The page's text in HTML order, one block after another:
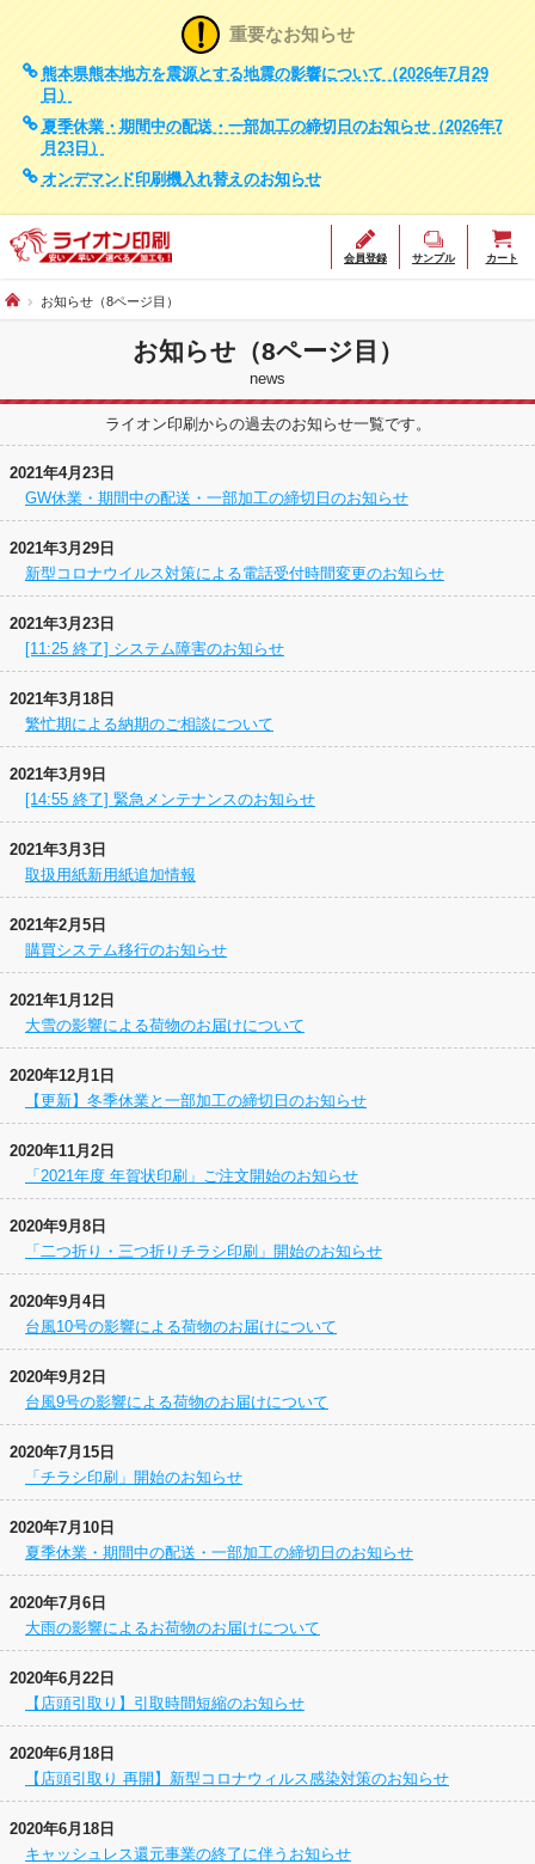
重要なお知らせ
熊本県熊本地方を震源とする地震の影響について（2026年7月29
日）
夏季休業・期間中の配送・一部加工の締切日のお知らせ（2026年7
月23日）
オンデマンド印刷機入れ替えのお知らせ
会員登録 サンプル カート
お知らせ（8ページ目）
お知らせ（8ページ目）
news
ライオン印刷からの過去のお知らせ一覧です。
2021年4月23日
GW休業・期間中の配送・一部加工の締切日のお知らせ
2021年3月29日
新型コロナウイルス対策による電話受付時間変更のお知らせ
2021年3月23日
[11:25 終了] システム障害のお知らせ
2021年3月18日
繁忙期による納期のご相談について
2021年3月9日
[14:55 終了] 緊急メンテナンスのお知らせ
2021年3月3日
取扱用紙新用紙追加情報
2021年2月5日
購買システム移行のお知らせ
2021年1月12日
大雪の影響による荷物のお届けについて
2020年12月1日
【更新】冬季休業と一部加工の締切日のお知らせ
2020年11月2日
「2021年度 年賀状印刷」ご注文開始のお知らせ
2020年9月8日
「二つ折り・三つ折りチラシ印刷」開始のお知らせ
2020年9月4日
台風10号の影響による荷物のお届けについて
2020年9月2日
台風9号の影響による荷物のお届けについて
2020年7月15日
「チラシ印刷」開始のお知らせ
2020年7月10日
夏季休業・期間中の配送・一部加工の締切日のお知らせ
2020年7月6日
大雨の影響によるお荷物のお届けについて
2020年6月22日
【店頭引取り】引取時間短縮のお知らせ
2020年6月18日
【店頭引取り 再開】新型コロナウィルス感染対策のお知らせ
2020年6月18日
キャッシュレス還元事業の終了に伴うお知らせ